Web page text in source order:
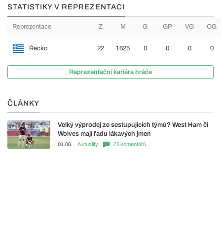
STATISTIKY V REPREZENTACI
Reprezentace Z M G GP VG OG
Řecko 22 1625 0 0 0 0
Reprezentační kariéra hráče
ČLÁNKY
Velký výprodej ze sestupujících týmů? West Ham či
Wolves mají řadu lákavých jmen
01.06. Aktuality 75 komentářů